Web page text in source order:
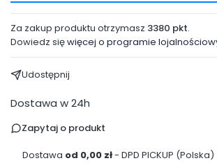
Za zakup produktu otrzymasz 3380 pkt.
Dowiedz sięwięcej o programie
Udostępnij
Dostawa w 24h
Zapytaj o produkt
Dostawa od 0,00 zł- DPD PICKUP (Polska)